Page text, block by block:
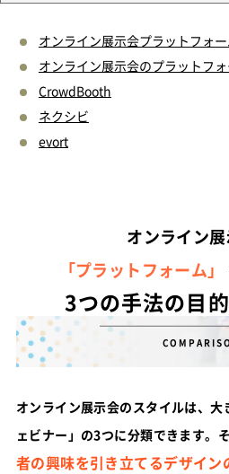
オンライン展示会プラットフォ
オンライン展示会のプラットフ
CrowdBooth
ネクシビ
evort
オンライン
「プラットフォーム」
3つの手法の目
オンライン展示会のスタイルは、
ェビナー」の3つに分類できます。
者の興味を引き立てるデザイ